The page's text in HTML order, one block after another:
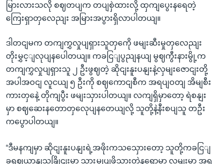
မြားလားသလို စဈတပျက တပျစှဲထားလို့ ထှကျပွေးနရေတဲ့
ကြေးရှာတှလေညျး အမြားအပွားရှိလာပါတယျ။
ဒါတငျမက တကျကွှလှုပျရှားသူတှကေို ဖမျးဆီးမှုတှလေညျး
တိုးမွှင့ျလုပျနပေါတယျ။ ကခငြျပွညျနယျ မွဈကွီးနားမွို့က
တကျကွှလှုပျရှားသူ ၂ ဦးဖွဈတဲ့ ဆိုငျးနူးပနျးနဲ့လှမျးဇောငျးတို့
အပါအဝငျ လူငယျ ၅ ဦးကို စဈကောငျစီက အရပျဝတျ အိမျစီး
ကားတှနေဲ့ တိုကျပွီး ဖမျးသှားပါတယျ။ လကျရှိမှာတော့ ရဲစနျး
မှာ စဈဆေးနတောတှလေုပျနတေယျလို့ သူတို့နဲ့နီးစပျသူ တဦး
ကပွောပါတယျ။
“ဒီမနကျမှာ ဆိုငျးနူးပနျးရဲ့အဖိုးကသသှေားတော့ သူတို့ကခငြျ
ခရဈယာနျသခြိုငျးမှာ သှားမွှုပျဖို့သှားတဲ့နရောမှာ လမျးမှာ အရ